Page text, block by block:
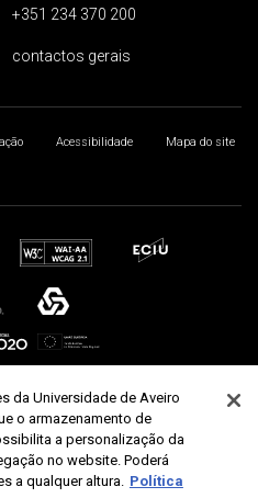
+351 234 370 200
contactos gerais
Acessibilidade
Mapa do site
da Universidade de Aveiro
o armazenamento de
a personalização da
no website. Poderá
a qualquer altura. Política